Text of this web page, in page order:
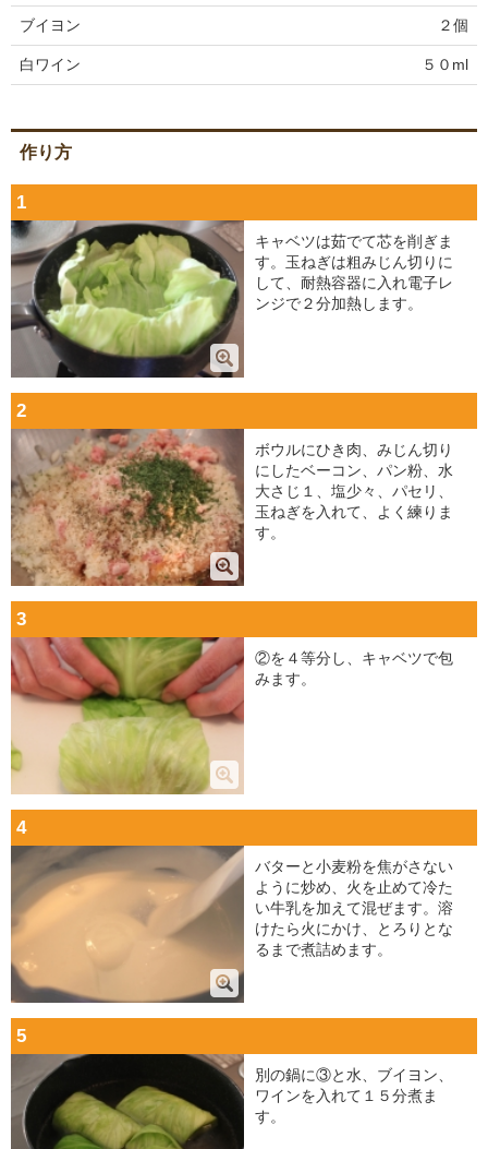
ブイヨン ２個
白ワイン ５０ml
作り方
1
キャベツは茹でて芯を削ぎま
す。玉ねぎは粗みじん切りに
して、耐熱容器に入れ電子レ
ンジで２分加熱します。
2
ボウルにひき肉、みじん切り
にしたベーコン、パン粉、水
大さじ１、塩少々、パセリ、
玉ねぎを入れて、よく練りま
す。
3
②を４等分し、キャベツで包
みます。
4
バターと小麦粉を焦がさない
ように炒め、火を止めて冷た
い牛乳を加えて混ぜます。溶
けたら火にかけ、とろりとな
るまで煮詰めます。
5
別の鍋に③と水、ブイヨン、
ワインを入れて１５分煮ま
す。